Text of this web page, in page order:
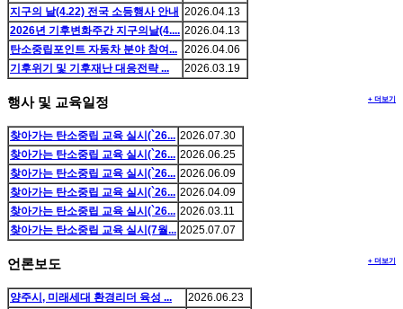
지구의 날(4.22) 전국 소등행사 안내 2026.04.13
2026년 기후변화주간 지구의날(4.... 2026.04.13
탄소중립포인트 자동차 분야 참여... 2026.04.06
기후위기 및 기후재난 대응전략 ...
2026.03.19
행사 및 교육일정 + 더보기
찾아가는 탄소중립 교육 실시(`26... 2026.07.30
찾아가는 탄소중립 교육 실시(`26... 2026.06.25
찾아가는 탄소중립 교육 실시(`26... 2026.06.09
찾아가는 탄소중립 교육 실시(`26... 2026.04.09
찾아가는 탄소중립 교육 실시(`26... 2026.03.11
찾아가는 탄소중립 교육 실시(7월... 2025.07.07
언론보도 + 더보기
양주시, 미래세대 환경리더 육성 ...
2026.06.23